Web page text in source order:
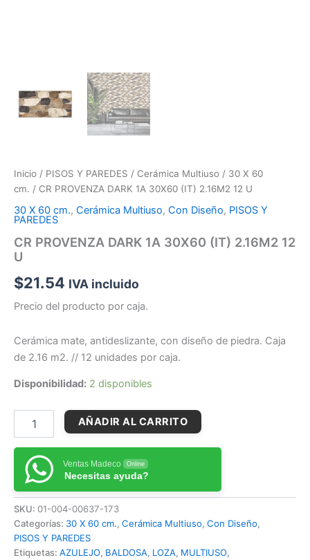
Inicio / PISOS Y PAREDES / Cerámica Multiuso / 30 X 60
cm. / CR PROVENZA DARK 1A 30X60 (IT) 2.16M2 12 U
30 X 60 cm., Cerámica Multiuso, Con Diseño, PISOS Y
PAREDES
CR PROVENZA DARK 1A 30X60 (IT) 2.16M2 12
U
$21.54 IVA incluido
Precio del producto por caja.
Cerámica mate, antideslizante, con diseño de piedra. Caja
de 2.16 m2. // 12 unidades por caja.
Disponibilidad: 2 disponibles
AÑADIR AL CARRITO
Ventas Madeco Online
Necesitas ayuda?
SKU: 01-004-00637-173
Categorías: 30 X 60 cm., Cerámica Multiuso, Con Diseño,
PISOS Y PAREDES
Etiquetas: AZULEJO, BALDOSA, LOZA, MULTIUSO,